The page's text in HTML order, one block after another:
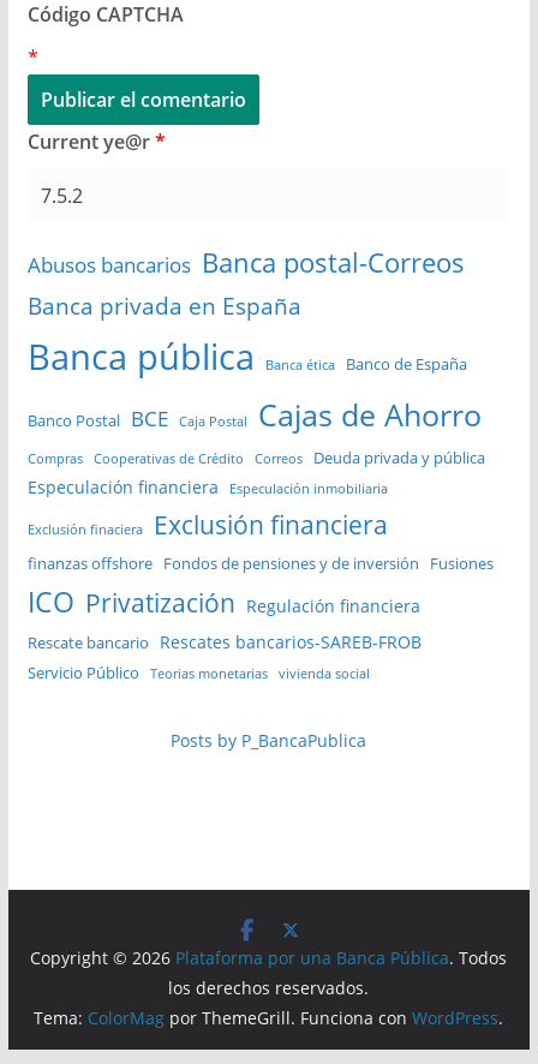
Código CAPTCHA
*
Current ye@r*
Abusos bancarios Banca postal-Correos
Banca privada en España
Banca pública Banca ética Banco de España
Banco Postal BCE Caja Postal Cajas de Ahorro
Compras Cooperativas de Crédito Correos Deuda privada y pública
Especulación financiera Especulación inmobiliaria
Exclusión finaciera Exclusión financiera
finanzas offshore Fondos de pensiones y de inversión Fusiones
ICO Privatización Regulación financiera
Rescate bancario Rescates bancarios-SAREB-FROB
Servicio Público Teorias monetarias vivienda social
Posts by P_BancaPublica
Copyright © 2026 Plataforma por una Banca Pública. Todos
los derechos reservados.
Tema: ColorMag por ThemeGrill. Funciona conWordPress.